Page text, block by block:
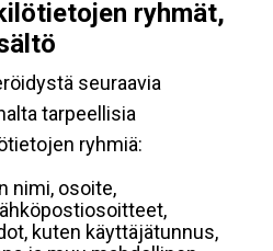
ryhmät,
seuraavia
tarpeellisia
ryhmiä:
nimi, osoite,
kuten käyttäjätunnus,